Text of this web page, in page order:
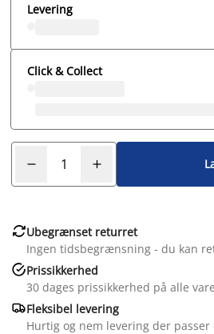
Levering
Click & Collect
Ubegrænset returret
Ingen tidsbegrænsning - du kan
Prissikkerhed
30 dages prissikkerhed på alle
Fleksibel levering
Hurtig og nem levering der passer